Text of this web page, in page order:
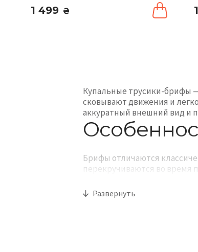
1 499 ₴
Купальные трусики-брифы
сковывают движения и
аккуратный внешний вид и
Брифы отличаются
перекручиваются во время
Современные
Развернуть